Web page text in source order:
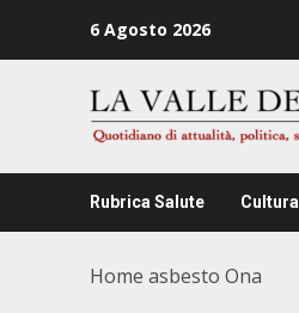
6 Agosto 2026
Rubrica Salute Cultura
Home asbesto Ona